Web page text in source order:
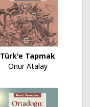
Türk'e Tapmak
Onur Atalay